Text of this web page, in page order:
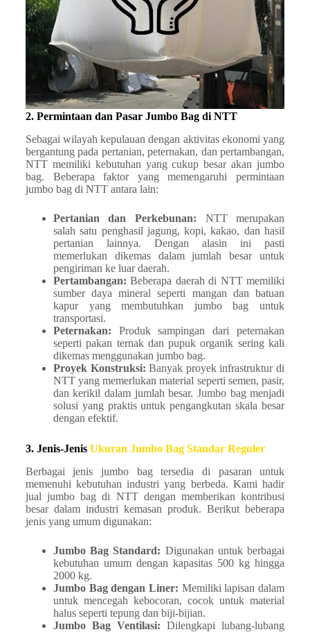
2. Permintaan dan Pasar Jumbo Bag di NTT
Sebagai wilayah kepulauan dengan aktivitas ekonomi yang
bergantung pada pertanian, peternakan, dan pertambangan,
NTT memiliki kebutuhan yang cukup besar akan jumbo
bag. Beberapa faktor yang memengaruhi permintaan
jumbo bag di NTT antara lain:
Pertanian dan Perkebunan: NTT merupakan
salah satu penghasil jagung, kopi, kakao, dan hasil
pertanian lainnya. Dengan alasin ini pasti
memerlukan dikemas dalam jumlah besar untuk
pengiriman ke luar daerah.
Pertambangan: Beberapa daerah di NTT memiliki
sumber daya mineral seperti mangan dan batuan
kapur yang membutuhkan jumbo bag untuk
transportasi.
Peternakan: Produk sampingan dari peternakan
seperti pakan ternak dan pupuk organik sering kali
dikemas menggunakan jumbo bag.
Proyek Konstruksi: Banyak proyek infrastruktur di
NTT yang memerlukan material seperti semen, pasir,
dan kerikil dalam jumlah besar. Jumbo bag menjadi
solusi yang praktis untuk pengangkutan skala besar
dengan efektif.
3. Jenis-Jenis Ukuran Jumbo Bag Standar Reguler
Berbagai jenis jumbo bag tersedia di pasaran untuk
memenuhi kebutuhan industri yang berbeda. Kami hadir
jual jumbo bag di NTT dengan memberikan kontribusi
besar dalam industri kemasan produk. Berikut beberapa
jenis yang umum digunakan:
Jumbo Bag Standard: Digunakan untuk berbagai
kebutuhan umum dengan kapasitas 500 kg hingga
2000 kg.
Jumbo Bag dengan Liner: Memiliki lapisan dalam
untuk mencegah kebocoran, cocok untuk material
halus seperti tepung dan biji-bijian.
Jumbo Bag Ventilasi: Dilengkapi lubang-lubang